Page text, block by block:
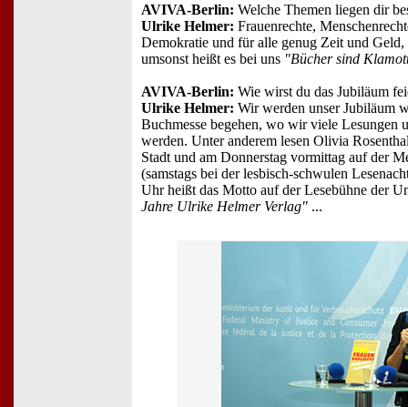
AVIVA-Berlin: Welche Themen liegen dir
Ulrike Helmer: Frauenrechte,
Demokratie und für alle genug Zeit und
umsonst heißt es bei uns "Bücher sind
AVIVA-Berlin: Wie wirst du das Jubiläum
Ulrike Helmer: Wir werden unser Jubiläum
Buchmesse begehen, wo wir viele Lesungen
werden. Unter anderem lesen Olivia
Stadt und am Donnerstag vormittag auf der
(samstags bei der lesbisch-schwulen
Uhr heißt das Motto auf der Lesebühne der
Jahre Ulrike Helmer Verlag" ...